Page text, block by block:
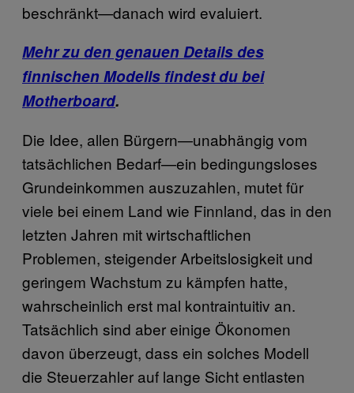
beschränkt—danach wird evaluiert.
Mehr zu den genauen Details des
finnischen Modells findest du bei
Motherboard.
Die Idee, allen Bürgern—unabhängig vom
tatsächlichen Bedarf—ein bedingungsloses
Grundeinkommen auszuzahlen, mutet für
viele bei einem Land wie Finnland, das in den
letzten Jahren mit wirtschaftlichen
Problemen, steigender Arbeitslosigkeit und
geringem Wachstum zu kämpfen hatte,
wahrscheinlich erst mal kontraintuitiv an.
Tatsächlich sind aber einige Ökonomen
davon überzeugt, dass ein solches Modell
die Steuerzahler auf lange Sicht entlasten